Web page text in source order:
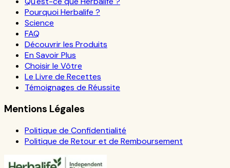
Pourquoi Herbalife ?
Science
FAQ
Découvrir les Produits
En Savoir Plus
Choisir le Vôtre
Le Livre de Recettes
Témoignages de Réussite
Mentions Légales
Politique de Confidentialité
Politique de Retour et de Remboursement